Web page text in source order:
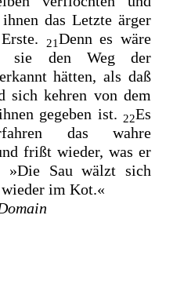
das Letzte ärger
21Denn es wäre
sie den Weg der
hätten, als daß
sich kehren von dem
gegeben ist. 22Es
das wahre
frißt wieder, was er
»Die Sau wälzt sich
im Kot.«